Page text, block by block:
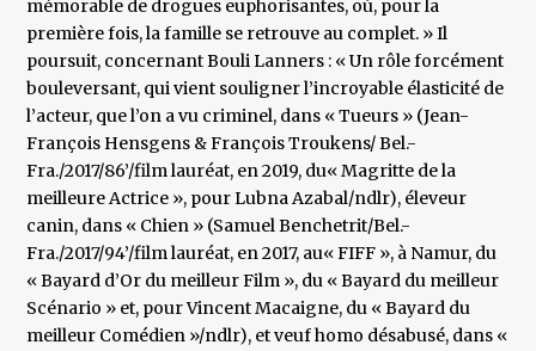
mémorable de drogues euphorisantes, où, pour la
première fois, la famille se retrouve au complet. » Il
poursuit, concernant Bouli Lanners : « Un rôle forcément
bouleversant, qui vient souligner l’incroyable élasticité de
l’acteur, que l’on a vu criminel, dans « Tueurs » (Jean-
François Hensgens & François Troukens/ Bel.-
Fra./2017/86’/film lauréat, en 2019, du« Magritte de la
meilleure Actrice », pour Lubna Azabal/ndlr), éleveur
canin, dans « Chien » (Samuel Benchetrit/Bel.-
Fra./2017/94’/film lauréat, en 2017, au« FIFF », à Namur, du
« Bayard d’Or du meilleur Film », du « Bayard du meilleur
Scénario » et, pour Vincent Macaigne, du « Bayard du
meilleur Comédien »/ndlr), et veuf homo désabusé, dans «